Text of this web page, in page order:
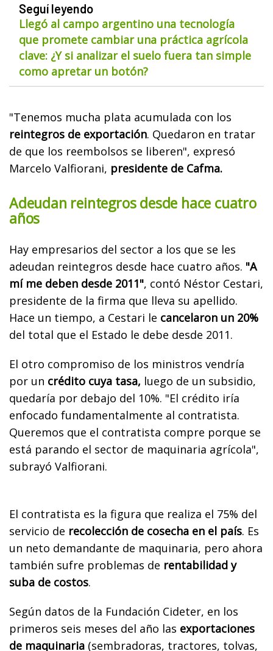
Seguí leyendo
Llegó al campo argentino una tecnología
que promete cambiar una práctica agrícola
clave: ¿Y si analizar el suelo fuera tan simple
como apretar un botón?
"Tenemos mucha plata acumulada con los
reintegros de exportación. Quedaron en tratar
de que los reembolsos se liberen", expresó
Marcelo Valfiorani, presidente de Cafma.
Adeudan reintegros desde hace cuatro
años
Hay empresarios del sector a los que se les
adeudan reintegros desde hace cuatro años. "A
mí me deben desde 2011", contó Néstor Cestari,
presidente de la firma que lleva su apellido.
Hace un tiempo, a Cestari le cancelaron un 20%
del total que el Estado le debe desde 2011.
El otro compromiso de los ministros vendría
por un crédito cuya tasa, luego de un subsidio,
quedaría por debajo del 10%. "El crédito iría
enfocado fundamentalmente al contratista.
Queremos que el contratista compre porque se
está parando el sector de maquinaria agrícola",
subrayó Valfiorani.
El contratista es la figura que realiza el 75% del
servicio de recolección de cosecha en el país. Es
un neto demandante de maquinaria, pero ahora
también sufre problemas de rentabilidad y
suba de costos.
Según datos de la Fundación Cideter, en los
primeros seis meses del año las exportaciones
de maquinaria (sembradoras, tractores, tolvas,